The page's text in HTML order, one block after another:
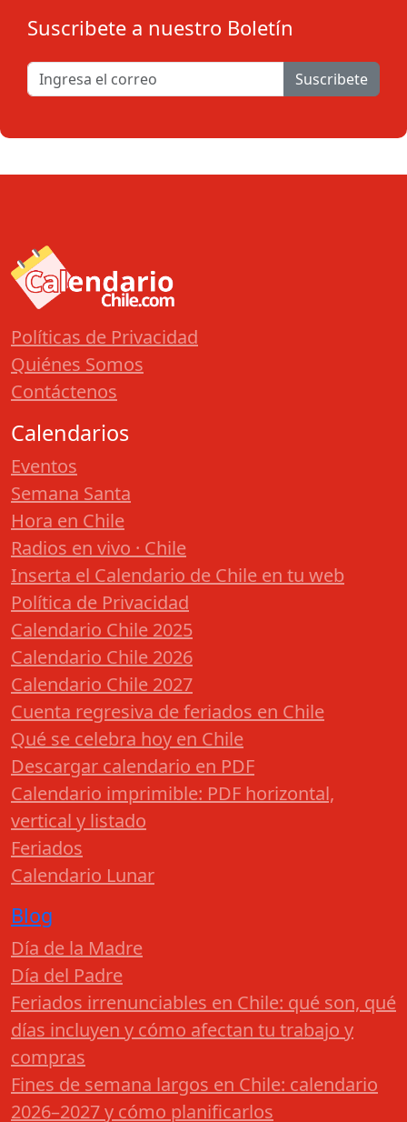
Suscribete a nuestro Boletín
Suscribete
Políticas de Privacidad
Quiénes Somos
Contáctenos
Calendarios
Eventos
Semana Santa
Hora en Chile
Radios en vivo · Chile
Inserta el Calendario de Chile en tu web
Política de Privacidad
Calendario Chile 2025
Calendario Chile 2026
Calendario Chile 2027
Cuenta regresiva de feriados en Chile
Qué se celebra hoy en Chile
Descargar calendario en PDF
Calendario imprimible: PDF horizontal,
vertical y listado
Feriados
Calendario Lunar
Blog
Día de la Madre
Día del Padre
Feriados irrenunciables en Chile: qué son, qué
días incluyen y cómo afectan tu trabajo y
compras
Fines de semana largos en Chile: calendario
2026–2027 y cómo planificarlos